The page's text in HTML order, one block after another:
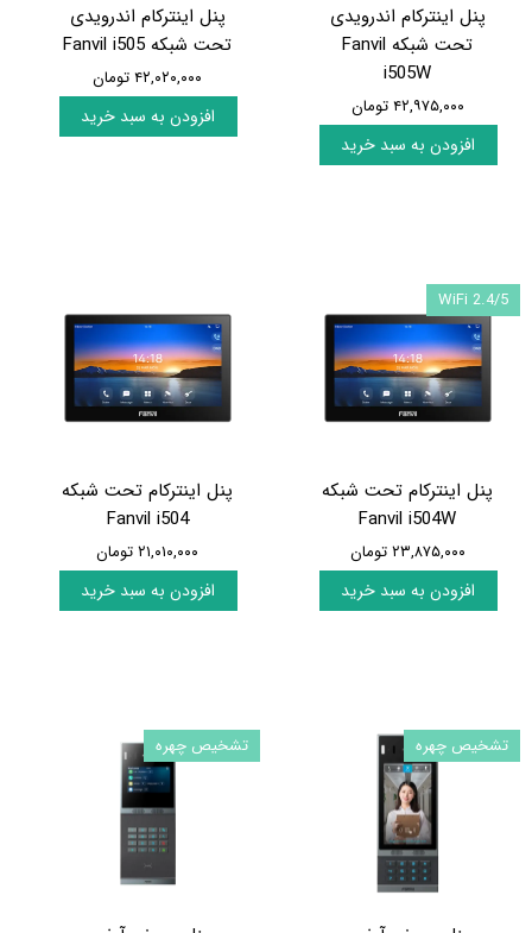
پنل اینترکام اندرویدی
تحت شبکه Fanvil
i505W
۴۲,۹۷۵,۰۰۰ تومان
افزودن به سبد خرید
پنل اینترکام اندرویدی
تحت شبکه Fanvil i505
۴۲,۰۲۰,۰۰۰ تومان
افزودن به سبد خرید
پنل اینترکام تحت شبکه
Fanvil i504W
۲۳,۸۷۵,۰۰۰ تومان
افزودن به سبد خرید
WiFi 2.4/5
پنل اینترکام تحت شبکه
Fanvil i504
۲۱,۰۱۰,۰۰۰ تومان
افزودن به سبد خرید
تشخیص چهره تشخیص چهره